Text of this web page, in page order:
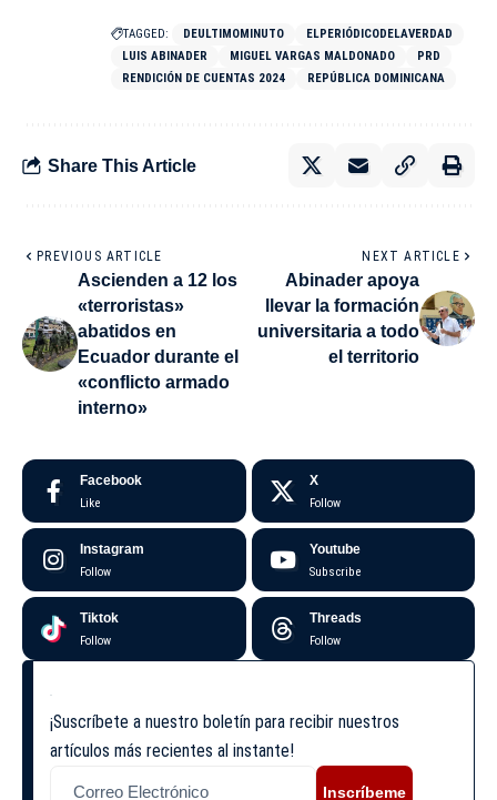
TAGGED: DEULTIMOMINUTO
ELPERIÓDICODELAVERDAD
LUIS ABINADER
MIGUEL VARGAS MALDONADO
PRD
RENDICIÓN DE CUENTAS 2024
REPÚBLICA DOMINICANA
Share This Article
PREVIOUS ARTICLE
Ascienden a 12 los
«terroristas»
abatidos en
Ecuador durante el
«conflicto armado
interno»
NEXT ARTICLE
Abinader apoya
llevar la formación
universitaria a todo
el territorio
Facebook
Like
X
Follow
Instagram
Follow
Youtube
Subscribe
Tiktok
Follow
Threads
Follow
¡Suscríbete a nuestro boletín para recibir nuestros
artículos más recientes al instante!
Inscríbeme